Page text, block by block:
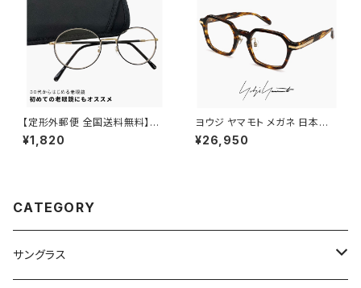
【定形外郵便 全国送料無料】老
眼鏡 rd9099 おしゃれ レディ
ース メンズ ユニセックス モデル
リーディンググラス テレワーク
0
¥1,820
ヨウジ ヤマモト メガネ 日本製 1
9-0114 3 c03 Yohji Yamam
oto 鯖江 メンズ 眼鏡 ブランド
¥26,950
CATEGORY
サングラス